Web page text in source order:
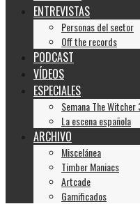
ENTREVISTAS
Personas del sector
Off the records
PODCAST
VÍDEOS
ESPECIALES
Semana The Witcher
La escena española
ARCHIVO
Miscelánea
Timber Maniacs
Artcade
Gamificados